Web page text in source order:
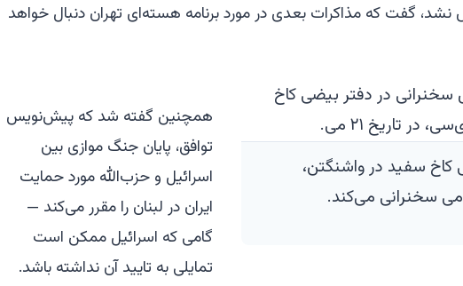
گفت که مذاکرات بعدی در مورد برنامه هسته‌ای تهران دنبال خواهد
کاخ سفید در واشنگتن،
همچنین گفته شد که پیش‌نویس
توافق، پایان جنگ موازی بین
اسرائیل و حزب‌الله مورد حمایت
ایران در لبنان را مقرر می‌کند —
گامی که اسرائیل ممکن است
تمایلی به تایید آن نداشته باشد.